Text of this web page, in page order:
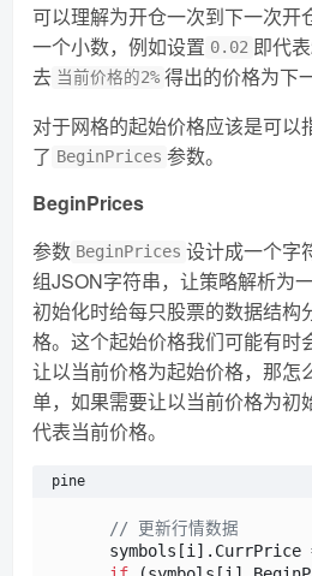
可以理解为开仓一次到下一次开
一个小数，例如设置 0.02 即代
去 当前价格的2% 得出的价格为下
对于网格的起始价格应该是可以
了 BeginPrices 参数。
BeginPrices
参数 BeginPrices 设计成一个字
组JSON字符串，让策略解析为
初始化时给每只股票的数据结构
格。这个起始价格我们可能有时
让以当前价格为起始价格，那怎
单，如果需要让以当前价格为初
代表当前价格。
pine
// 更新行情数据
      symbols[i].
CurrPrice